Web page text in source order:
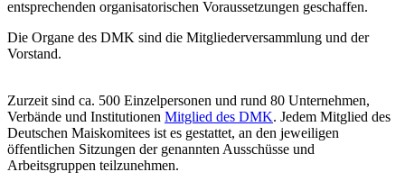
entsprechenden organisatorischen Voraussetzungen geschaffen.
Die Organe des DMK sind die Mitgliederversammlung und der
Vorstand.
Zurzeit sind ca. 500 Einzelpersonen und rund 80 Unternehmen,
Verbände und Institutionen Mitglied des DMK. Jedem Mitglied des
Deutschen Maiskomitees ist es gestattet, an den jeweiligen
öffentlichen Sitzungen der genannten Ausschüsse und
Arbeitsgruppen teilzunehmen.